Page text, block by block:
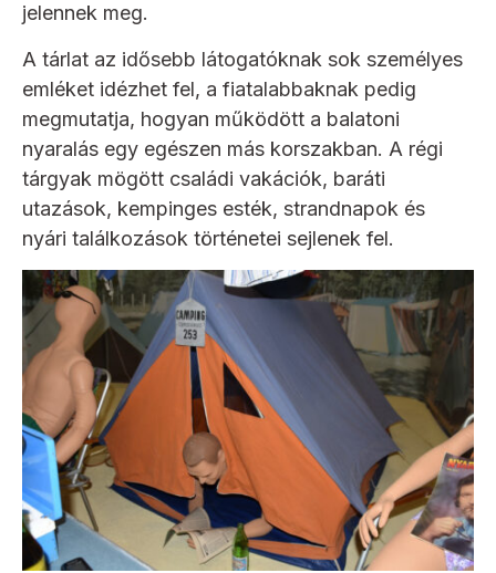
jelennek meg.
A tárlat az idősebb látogatóknak sok személyes
emléket idézhet fel, a fiatalabbaknak pedig
megmutatja, hogyan működött a balatoni
nyaralás egy egészen más korszakban. A régi
tárgyak mögött családi vakációk, baráti
utazások, kempinges esték, strandnapok és
nyári találkozások történetei sejlenek fel.